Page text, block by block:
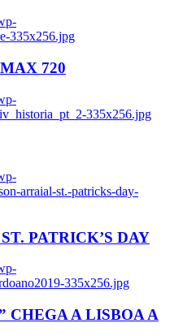
335x256.jpg
720
335x256.jpg
arraial-st.-patricks-day-
PATRICK’S DAY
335x256.jpg
CHEGA A LISBOA A